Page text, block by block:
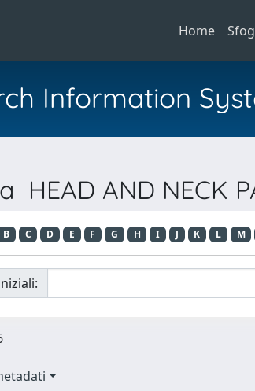
Home
Information
HEAD AND NECK
B C D E F G H I J K L M